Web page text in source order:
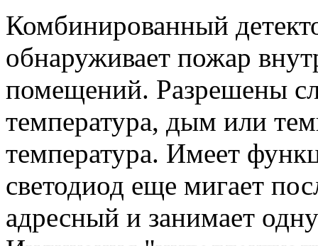
Комбинированный
обнаруживает пожар
помещений. Разрешены
температура, дым или
температура. Имеет
светодиод еще мигает
адресный и занимает